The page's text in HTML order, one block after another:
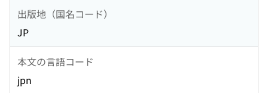
出版地（国名コード）
JP
本文の言語コード
jpn